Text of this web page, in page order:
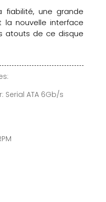
fiabilité, une grande
nouvelle interface
atouts de ce disque
Serial ATA 6Gb/s